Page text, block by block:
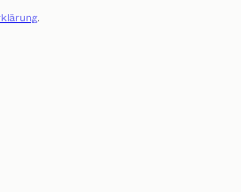
.